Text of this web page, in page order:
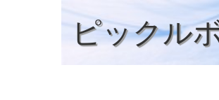
ピックル